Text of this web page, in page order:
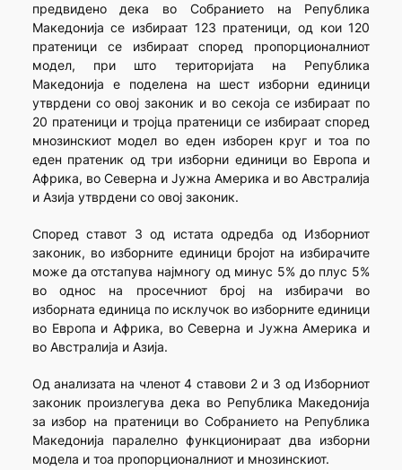
предвидено дека во Собранието на Република
Македонија се избираат 123 пратеници, од кои 120
пратеници се избираат според пропорционалниот
модел, при што територијата на Република
Македонија е поделена на шест изборни единици
утврдени со овој законик и во секоја се избираат по
20 пратеници и тројца пратеници се избираат според
мнозинскиот модел во еден изборен круг и тоа пo
еден пратеник од три изборни единици во Европа и
Африка, во Северна и Јужна Америка и во Австралија
и Азија утврдени со овој законик.
Според ставот 3 од истата одредба од Изборниот
законик, во изборните единици бројот на избирачите
може да отстапува најмногу од минус 5% до плус 5%
во однос на просечниот број на избирачи во
изборната единица по исклучок во изборните единици
во Европа и Африка, во Северна и Јужна Америка и
во Австралија и Азија.
Од анализата на членот 4 ставови 2 и 3 од Изборниот
законик произлегува дека во Република Македонија
за избор на пратеници во Собранието на Република
Македонија паралелно функционираат два изборни
модела и тоа пропорционалниот и мнозинскиот.